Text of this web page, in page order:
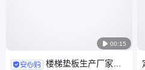
 00:15
楼梯垫板生产厂家定